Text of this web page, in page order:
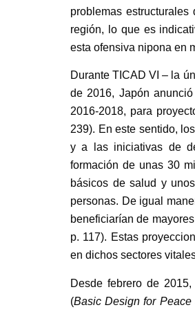
problemas
región, lo que es
esta ofensiva nipona en
Durante TICAD VI – la
de 2016, Japón
2016-2018, para
239). En este sentido,
y a las iniciativas de
formación de unas 30
básicos de salud y
personas. De igual
beneficiarían de
p. 117). Estas
en dichos sectores
Desde febrero de
(Basic Design for Peace